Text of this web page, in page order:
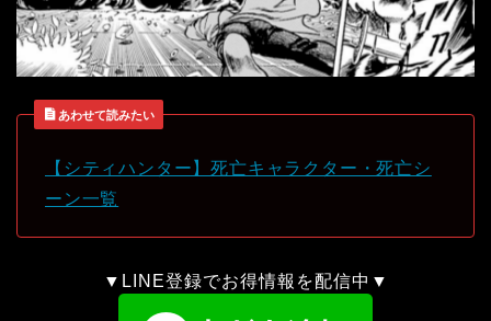
あわせて読みたい
【シティハンター】死亡キャラクター・死亡シ
ーン一覧
▼LINE登録でお得情報を配信中▼